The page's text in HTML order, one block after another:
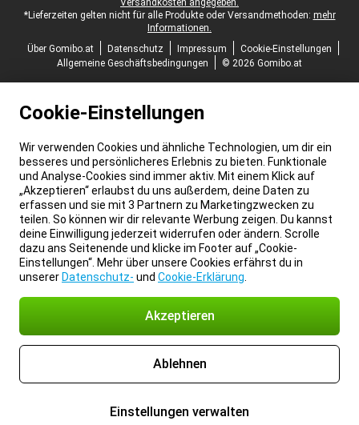
Versandkosten angegeben.
*Lieferzeiten gelten nicht für alle Produkte oder Versandmethoden: mehr
Informationen.
Über Gomibo.at
Datenschutz Impressum
Cookie-Einstellungen
Allgemeine Geschäftsbedingungen
© 2026 Gomibo.at
Cookie-Einstellungen
Wir verwenden Cookies und ähnliche Technologien, um dir ein
besseres und persönlicheres Erlebnis zu bieten. Funktionale
und Analyse-Cookies sind immer aktiv. Mit einem Klick auf
„Akzeptieren“ erlaubst du uns außerdem, deine Daten zu
erfassen und sie mit 3 Partnern zu Marketingzwecken zu
teilen. So können wir dir relevante Werbung zeigen. Du kannst
deine Einwilligung jederzeit widerrufen oder ändern. Scrolle
dazu ans Seitenende und klicke im Footer auf „Cookie-
Einstellungen“. Mehr über unsere Cookies erfährst du in
unserer Datenschutz- und Cookie-Erklärung
Akzeptieren
Ablehnen
Einstellungen verwalten